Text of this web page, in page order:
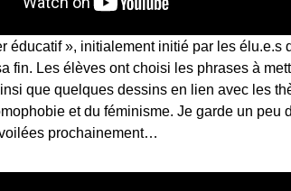
éducatif », initialement initié par les élu.e.s
fin. Les élèves ont choisi les phrases à
que quelques dessins en lien avec les
et du féminisme. Je garde un peu
prochainement…